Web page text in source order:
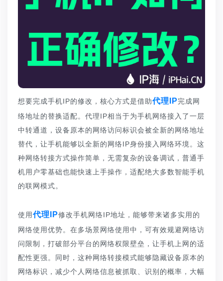
想要完成手机IP的修改，核心方式是借助代理IP完成网
络地址的替换适配。代理IP相当于为手机网络接入了一层
中转通道，设备原本的网络访问标识会被全新的网络地址
替代，让手机能够以全新的网络IP身份接入网络环境。这
种网络转接方式操作简单，无需复杂的设备调试，普通手
机用户零基础也能快速上手操作，适配绝大多数智能手机
的联网模式。
使用代理IP修改手机网络IP地址，能够带来诸多实用的
网络使用优势。在多场景网络使用中，可有效规避网络访
问限制，打破部分平台的网络权限壁垒，让手机上网的适
配性更强。同时，这种网络转接模式能够隐藏设备原本的
网络标识，减少个人网络信息被抓取、识别的概率，大幅